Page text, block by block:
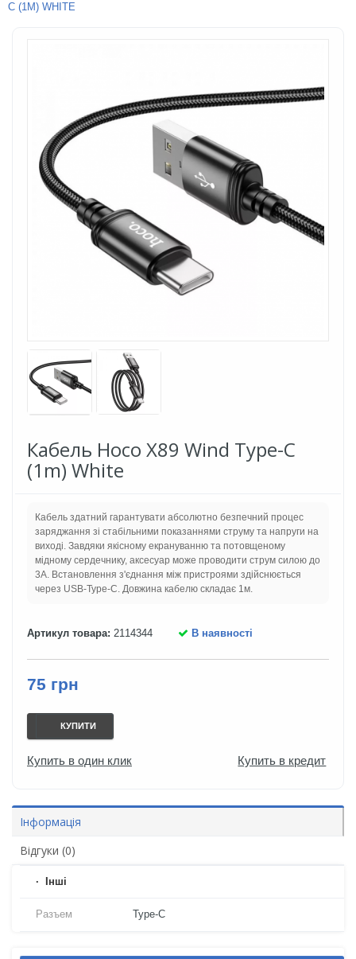
C (1M) WHITE
Кабель Hoco X89 Wind Type-C
(1m) White
Кабель здатний гарантувати абсолютно безпечний процес
заряджання зі стабільними показаннями струму та напруги на
виході. Завдяки якісному екрануванню та потовщеному
мідному сердечнику, аксесуар може проводити струм силою до
3А. Встановлення з'єднання між пристроями здійснюється
через USB-Type-C. Довжина кабелю складає 1м.
Артикул товара: 2114344 В наявності
75 грн
КУПИТИ
Купить в один клик Купить в кредит
Інформація
Відгуки (0)
Iнші
Разъем Type-C